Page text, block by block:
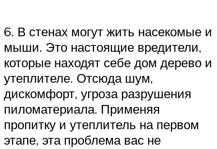
6. В стенах могут жить насекомые и
мыши. Это настоящие вредители,
которые находят себе дом дерево и
утеплителе. Отсюда шум,
дискомфорт, угроза разрушения
пиломатериала. Применяя
пропитку и утеплитель на первом
этапе, эта проблема вас не